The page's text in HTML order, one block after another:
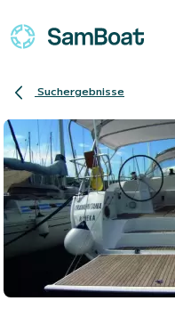
Suchergebnisse